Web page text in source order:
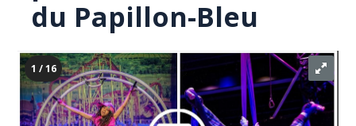
du Papillon-Bleu
1 / 16